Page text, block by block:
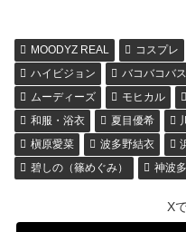
MOODYZ REAL コスプレ
ハイビジョン
バコバコバ
ムーディーズ
モヒカル
和服・浴衣
夏目優希
槇原愛菜
波多野結衣
碧しの（篠めぐみ）
神波
X